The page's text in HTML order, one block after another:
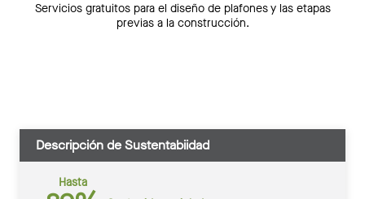
Servicios gratuitos para el diseño de plafones y las etapas
previas a la construcción.
Descripción de Sustentabiidad
Hasta